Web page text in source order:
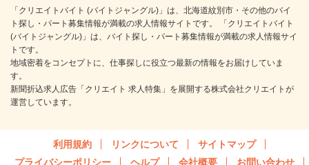
「クリエイトバイト (バイトジャングル)」は、北海道紋別市・その他のバイ
ト探し・パート募集情報が満載の求人情報サイトです。 「クリエイトバイト
(バイトジャングル)」は、バイト探し・パート募集情報が満載の求人情報サイ
トです。
地域密着をコンセプトに、仕事探しに役立つ最新の情報をお届けしていま
す。
新聞折込求人広告「クリエイト 求人特集」を展開する株式会社クリエイトが
運営しています。
利用規約 リンクについて
サイトマップ
プライバシーポリシー
ヘルプ 会社概要 お問い合わせ